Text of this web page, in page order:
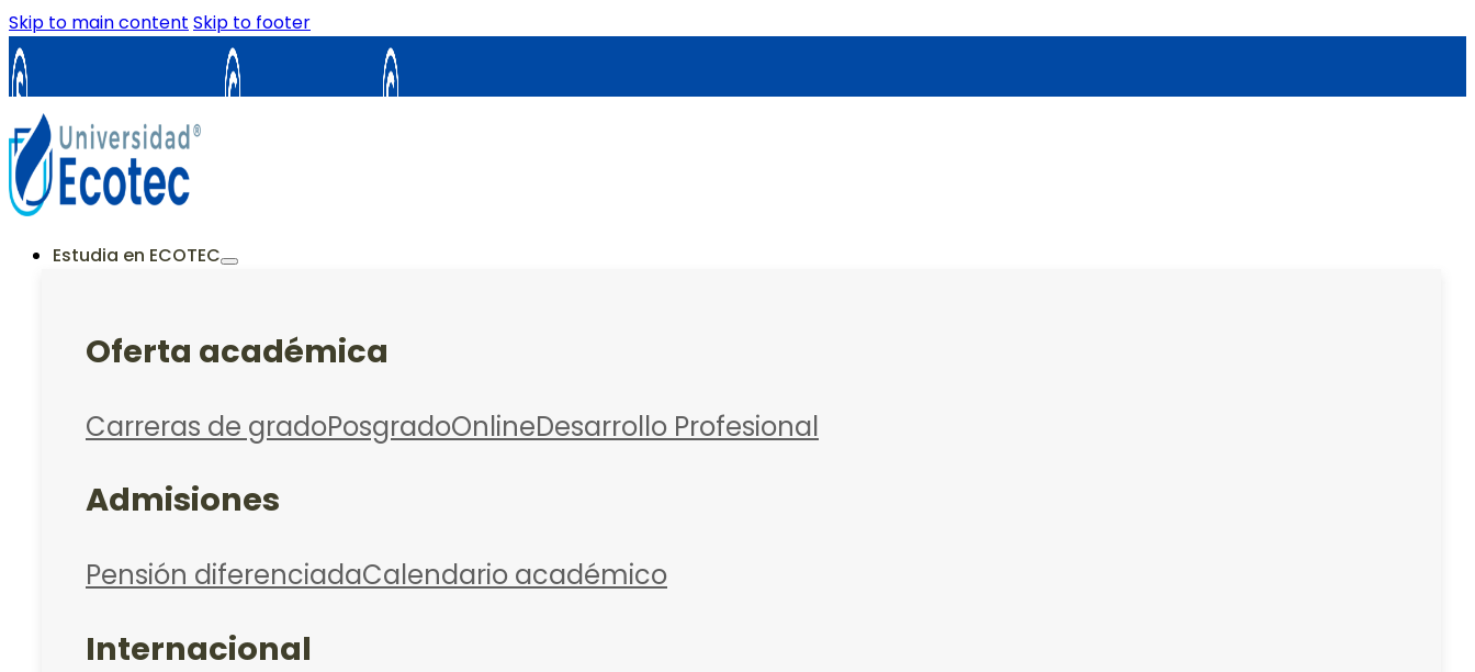
Skip to main content Skip to footer
Samborondón
Estudia en ECOTEC
Oferta académica
Carreras de gradoPosgradoOnlineDesarrollo Profesional
Admisiones
Pensión diferenciadaCalendario académico
Internacional